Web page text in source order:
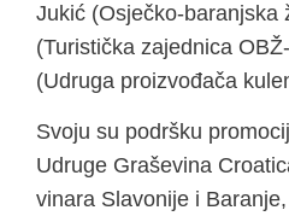
Jukić (Osječko-baranjska
(Turistička zajednica
(Udruga proizvođača
Svoju su podršku
Udruge Graševina
vinara Slavonije i